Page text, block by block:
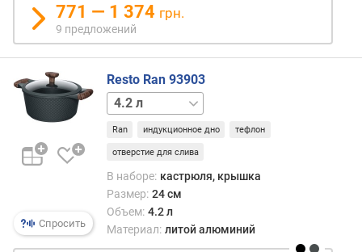
к
ч
е
с
в
е
д
771 — 1 374 грн.
9 предложений
Спросить
Resto Ran 93903
2.4 л
Ran индукционное дно тефлон
отверстие для слива
В наборе: кастрюля, крышка
Размер: 24 см
Объем: 4.2 л
Материал: литой алюминий